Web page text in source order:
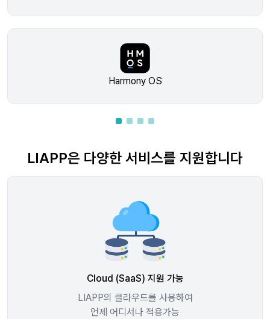
Harmony OS
LIAPP은 다양한 서비스를 지원합니다
Cloud (SaaS) 지원 가능
LIAPP의 클라우드를 사용하여
언제 어디서나 적용가능